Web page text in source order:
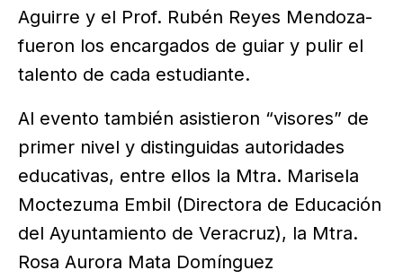
Aguirre y el Prof. Rubén Reyes Mendoza-
fueron los encargados de guiar y pulir el
talento de cada estudiante.
Al evento también asistieron “visores” de
primer nivel y distinguidas autoridades
educativas, entre ellos la Mtra. Marisela
Moctezuma Embil (Directora de Educación
del Ayuntamiento de Veracruz), la Mtra.
Rosa Aurora Mata Domínguez